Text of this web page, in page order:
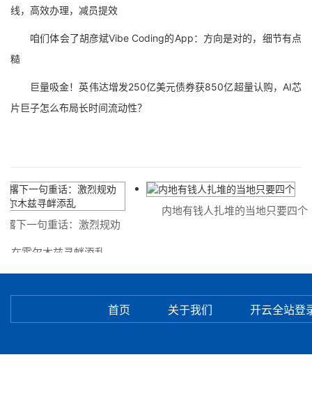
线，高效办理，减员提效
咱们体会了胡彦斌Vibe Coding的App：方向是对的，细节有点
糙
巨量吸金！英伟达增发250亿美元债券获850亿超量认购，AI芯
片巨子怎么布局长时间流动性？
下一句重话：激烈规劝
霍尔木兹寻衅添乱
内地有钱人扎堆的当地只要四个
首页 关于我们 开云全站登